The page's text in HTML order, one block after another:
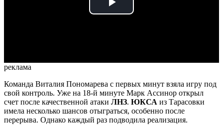
Play
реклама
Команда Виталия Пономарева с первых минут взяла игру под
свой контроль. Уже на 18-й минуте Марк Ассинор открыл
счет после качественной атаки ЛНЗ. ЮКСА из Тарасовки
имела несколько шансов отыграться, особенно после
перерыва. Однако каждый раз подводила реализация.